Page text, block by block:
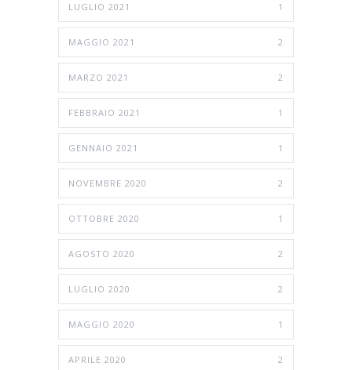
LUGLIO 2021 1
MAGGIO 2021 2
MARZO 2021 2
FEBBRAIO 2021 1
GENNAIO 2021 1
NOVEMBRE 2020 2
OTTOBRE 2020 1
AGOSTO 2020 2
LUGLIO 2020 2
MAGGIO 2020 1
APRILE 2020 2